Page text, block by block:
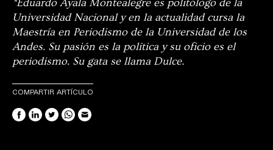
*Eduardo Ayala Montealegre es politólogo de la
Universidad Nacional y en la actualidad cursa la
Maestría en Periodismo de la Universidad de los
Andes. Su pasión es la política y su oficio es el
periodismo. Su gata se llama Dulce.
COMPARTIR ARTÍCULO